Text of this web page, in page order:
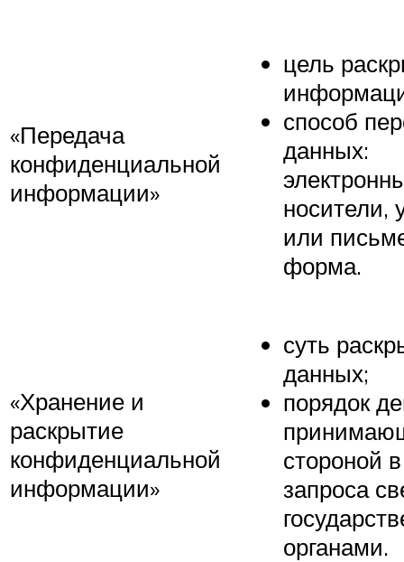
«Передача
конфиденциальной
информации»
цель
способ
данных:
носители,
или
форма.
«Хранение и
раскрытие
конфиденциальной
информации»
суть
данных;
порядок
стороной
запроса
органами.